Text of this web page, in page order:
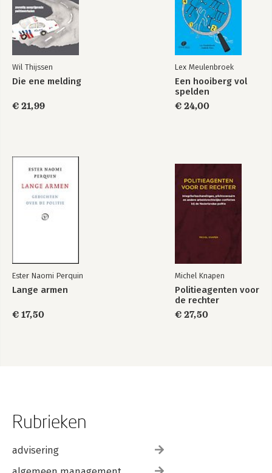
Wil Thijssen
Die ene melding
€ 21,99
Lex Meulenbroek
Een hooiberg vol
spelden
€ 24,00
Ester Naomi Perquin
Lange armen
€ 17,50
Michel Knapen
Politieagenten voor
de rechter
€ 27,50
Rubrieken
advisering